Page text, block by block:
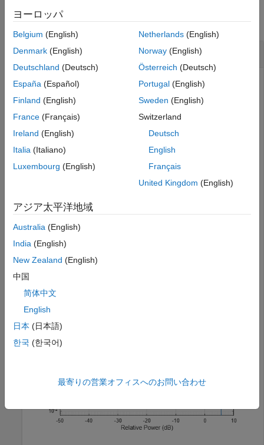
すべて折りたたむ
CCDF 曲線の座標のプロット
生成された電圧信号の平均電力の測定値を計算します。
x = complex(rand(15000,1)-0.2,rand(15000,1)-0.2);
pm = powermeter(ComputeCCDF=true);
averagePower = pm(x);
CCDF 曲線の計算された座標をプロットします。
[relpower,prob] = ccdf(pm);
xlabel('Relative Power (dB)'
ylabel(
ylim([0 125]);
grid on;
ヨーロッパ
Belgium (English)
Denmark (English)
Deutschland (Deutsch)
España (Español)
Finland (English)
France (Français)
Ireland (English)
Italia (Italiano)
Luxembourg (English)
Netherlands(English)
Norway(English)
Österreich (Deutsch)
Portugal(English)
Sweden (English)
Switzerland
Deutsch
English
Français
United Kingdom (English)
アジア太平洋地域
Australia (English)
India (English)
New Zealand (English)
中国
简体中文
English
日本 (日本語)
한국 (한국어)
最寄りの営業オフィスへのお問い合わせ